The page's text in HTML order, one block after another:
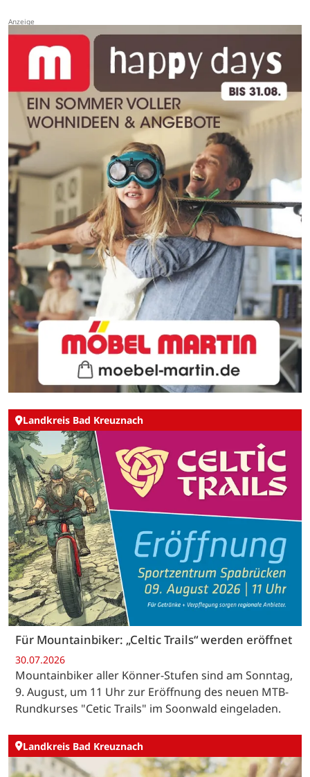
Landkreis Bad Kreuznach
Für Mountainbiker: „Celtic Trails“ werden eröffnet
30.07.2026
Mountainbiker aller Könner-Stufen sind am Sonntag,
9. August, um 11 Uhr zur Eröffnung des neuen MTB-
Rundkurses "Cetic Trails" im Soonwald eingeladen.
Landkreis Bad Kreuznach